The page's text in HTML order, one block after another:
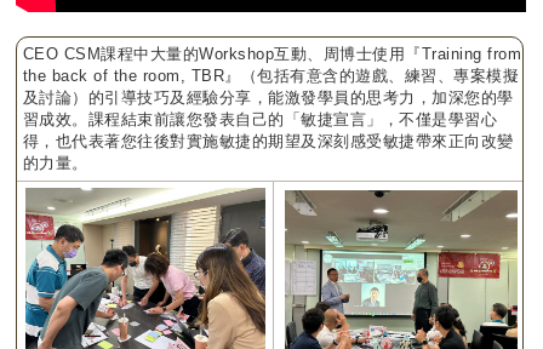
CEO CSM課程中大量的Workshop互動、周博士使用『Training from
the back of the room, TBR』（包括有意含的遊戲、練習、專案模擬
及討論）的引導技巧及經驗分享，能激發學員的思考力，加深您的學
習成效。課程結束前讓您發表自己的「敏捷宣言」，不僅是學習心
得，也代表著您往後對實施敏捷的期望及深刻感受敏捷帶來正向改變
的力量。